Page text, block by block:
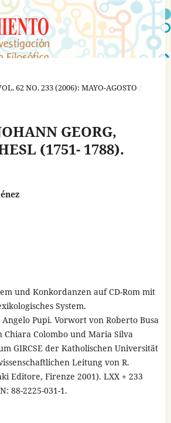
62 NO. 233 (2006): MAYO-AGOSTO /
GEORG,
(1751- 1788).
und Konkordanzen auf CD-Rom mit
System.
Pupi. Vorwort von Roberto Busa
Chiara Colombo und Maria Silva
GIRCSE der Katholischen Universität
Leitung von R.
Editore, Firenze 2001). LXX + 233
88-2225-031-1.